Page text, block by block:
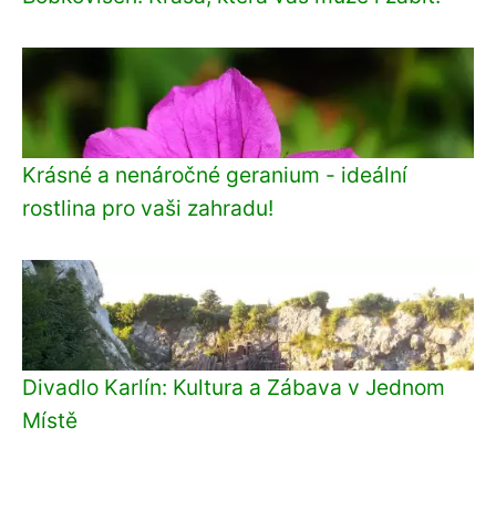
Krásné a nenáročné geranium - ideální
rostlina pro vaši zahradu!
Divadlo Karlín: Kultura a Zábava v Jednom
Místě